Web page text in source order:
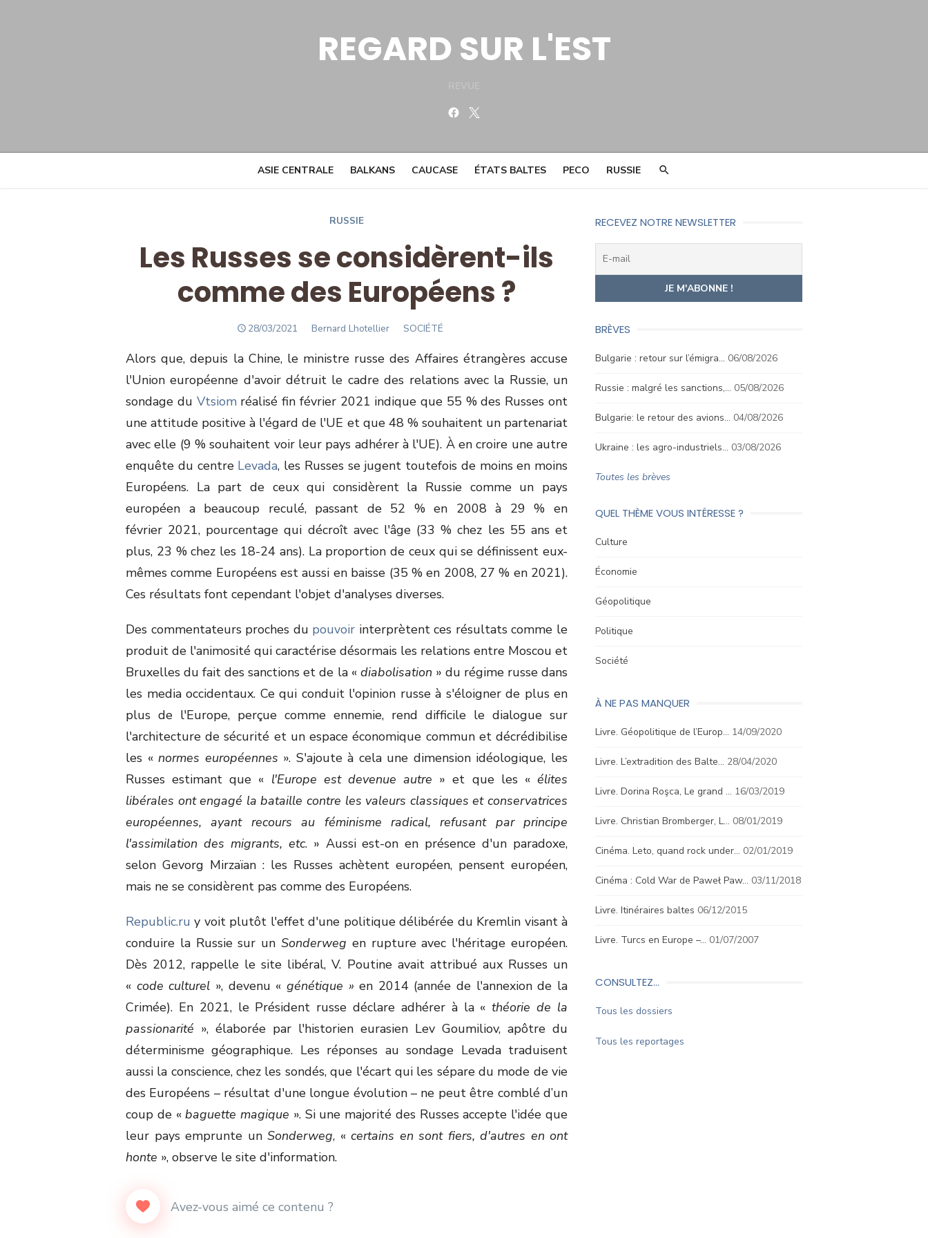
REGARD SUR L'EST
Facebook
ASIE CENTRALE BALKANS CAUCASE ÉTATS BALTES PECO RUSSIE
RUSSIE
Les Russes se considèrent-ils
comme des Européens ?
POSTED
28/03/2021 Author
Bernard Lhotellier SOCIÉTÉ
Alors que, depuis la Chine, le ministre russe des Affaires étrangères accuse
l'Union européenne d'avoir détruit le cadre des relations avec la Russie, un
sondage du Vtsiomréalisé fin février 2021 indique que 55 % des Russes ont
une attitude positive à l'égard de l'UE et que 48 % souhaitent un partenariat
avec elle (9 % souhaitent voir leur pays adhérer à l'UE). À en croire une autre
enquête du centre Levada, les Russes se jugent toutefois de moins en moins
Européens. La part de ceux qui considèrent la Russie comme un pays
européen a beaucoup reculé, passant de 52 % en 2008 à 29 % en
février 2021, pourcentage qui décroît avec l'âge (33 % chez les 55 ans et
plus, 23 % chez les 18-24 ans). La proportion de ceux qui se définissent eux-
mêmes comme Européens est aussi en baisse (35 % en 2008, 27 % en 2021).
Ces résultats font cependant l'objet d'analyses diverses.
Des commentateurs proches du pouvoir interprètent ces résultats comme le
produit de l'animosité qui caractérise désormais les relations entre Moscou et
Bruxelles du fait des sanctions et de la « diabolisation » du régime russe dans
les media occidentaux. Ce qui conduit l'opinion russe à s'éloigner de plus en
plus de l'Europe, perçue comme ennemie, rend difficile le dialogue sur
l'architecture de sécurité et un espace économique commun et décrédibilise
les «normes européennes ». S'ajoute à cela une dimension idéologique, les
Russes estimant que « l'Europe est devenue autre » et que les «élites
libérales ont engagé la bataille contre les valeurs classiques et conservatrices
européennes, ayant recours au féminisme radical, refusant par principe
l'assimilation des migrants, etc. » Aussi est-on en présence d'un paradoxe,
selon Gevorg Mirzaïan : les Russes achètent européen, pensent européen,
mais ne se considèrent pas comme des Européens.
Republic.ru y voit plutôt l'effet d'une politique délibérée du Kremlin visant à
conduire la Russie sur un Sonderweg en rupture avec l'héritage européen.
Dès 2012, rappelle le site libéral, V. Poutine avait attribué aux Russes un
« code culturel », devenu « génétique » en 2014 (année de l'annexion de la
Crimée). En 2021, le Président russe déclare adhérer à la «théorie de la
passionarité », élaborée par l'historien eurasien Lev Goumiliov, apôtre du
déterminisme géographique. Les réponses au sondage Levada traduisent
aussi la conscience, chez les sondés, que l'écart qui les sépare du mode de vie
des Européens – résultat d'une longue évolution – ne peut être comblé d’un
coup de «baguette magique ». Si une majorité des Russes accepte l'idée que
leur pays emprunte un Sonderweg, « certains en sont fiers, d'autres en ont
honte », observe le site d'information.
RECEVEZ NOTRE NEWSLETTER
BRÈVES
Bulgarie : retour sur l’émigra… 06/08/2026
Russie : malgré les sanctions,… 05/08/2026
Bulgarie: le retour des avions… 04/08/2026
Ukraine : les agro-industriels… 03/08/2026
Toutes les brèves
QUEL THÈME VOUS INTÉRESSE ?
Culture
Économie
Géopolitique
Politique
Société
À NE PAS MANQUER
Livre. Géopolitique de l’Europ… 14/09/2020
Livre. L’extradition des Balte… 28/04/2020
Livre. Dorina Roşca, Le grand … 16/03/2019
Livre. Christian Bromberger, L… 08/01/2019
Cinéma. Leto, quand rock under… 02/01/2019
Cinéma : Cold War de Paweł Paw… 03/11/2018
Livre. Itinéraires baltes 06/12/2015
Livre. Turcs en Europe –… 01/07/2007
CONSULTEZ…
Tous les dossiers
Tous les reportages